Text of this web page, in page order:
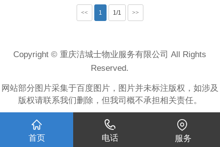
<< 1 1/1 >>
Copyright © 重庆洁城士物业服务有限公司 All Rights
Reserved.
网站部分图片采集于百度图片，图片并未标注版权，如涉及
版权请联系我们删除，但我司概不承担相关责任。
首页 电话 服务